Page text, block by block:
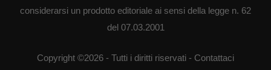
considerarsi un prodotto editoriale ai sensi della legge n. 62
del 07.03.2001
Copyright ©2026 - Tutti i diritti riservati - Contattaci